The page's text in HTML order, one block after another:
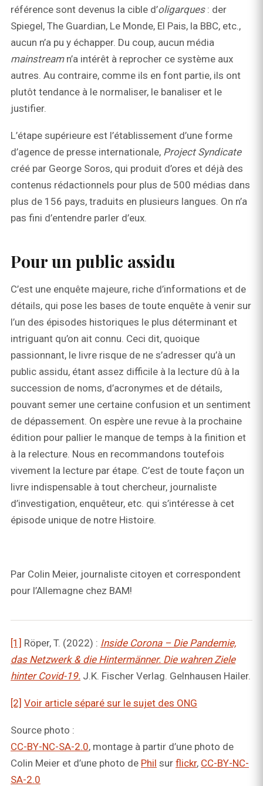
référence sont devenus la cible d’oligarques: der
Spiegel, The Guardian, Le Monde, El Pais, la BBC, etc.,
aucun n’a pu y échapper. Du coup, aucun média
mainstreamn’a intérêt à reprocher ce système aux
autres. Au contraire, comme ils en font partie, ils ont
plutôt tendance à le normaliser, le banaliser et le
justifier.
L’étape supérieure est l’établissement d’une forme
d’agence de presse internationale, Project Syndicate
créé par George Soros, qui produit d’ores et déjà des
contenus rédactionnels pour plus de 500 médias dans
plus de 156 pays, traduits en plusieurs langues. On n’a
pas fini d’entendre parler d’eux.
Pour un public assidu
C’est une enquête majeure, riche d’informations et de
détails, qui pose les bases de toute enquête à venir sur
l’un des épisodes historiques le plus déterminant et
intriguant qu’on ait connu. Ceci dit, quoique
passionnant, le livre risque de ne s’adresser qu’à un
public assidu, étant assez difficile à la lecture dû à la
succession de noms, d’acronymes et de détails,
pouvant semer une certaine confusion et un sentiment
de dépassement. On espère une revue à la prochaine
édition pour pallier le manque de temps à la finition et
à la relecture. Nous en recommandons toutefois
vivement la lecture par étape. C’est de toute façon un
livre indispensable à tout chercheur, journaliste
d’investigation, enquêteur, etc. qui s’intéresse à cet
épisode unique de notre Histoire.
Par Colin Meier, journaliste citoyen et correspondent
pour l’Allemagne chez BAM!
[1] Röper, T. (2022) : Inside Corona – Die Pandemie,
das Netzwerk & die Hintermänner. Die wahren Ziele
hinter Covid-19. J.K. Fischer Verlag. Gelnhausen Hailer.
[2] Voir article séparé sur le sujet des ONG
Source photo :
CC-BY-NC-SA-2.0, montage à partir d’une photo de
Colin Meier et d’une photo de Phil sur flickr, CC-BY-NC-
SA-2.0